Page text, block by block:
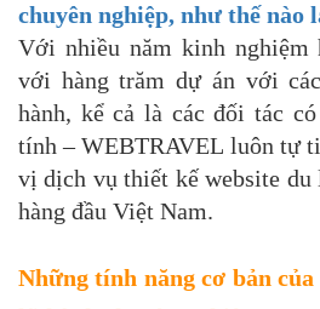
chuyên nghiệp, như thế nào
Với nhiều năm kinh nghiệm
với hàng trăm dự án với
hành, kể cả là các đối tác
tính – WEBTRAVEL luôn tự
vị dịch vụ thiết kế website
hàng đầu Việt Nam.
Những tính năng cơ bản